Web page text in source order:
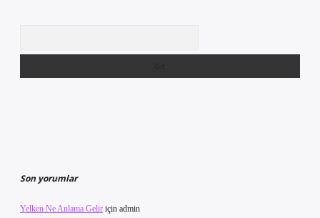
Son yorumlar
Yelken Ne Anlama Gelir için admin